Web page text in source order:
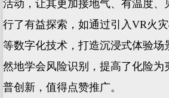
活动，让其更加接地气、有温度、
行了有益探索，如通过引入VR火
等数字化技术，打造沉浸式体验场
然地学会风险识别，提高了化险为
普创新，值得点赞推广。